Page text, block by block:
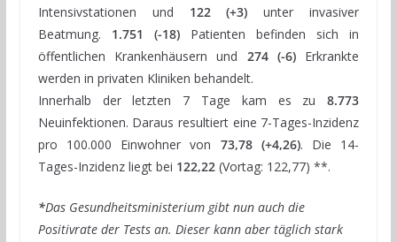
Intensivstationen und 122 (+3) unter invasiver
Beatmung. 1.751 (-18)Patienten befinden sich in
öffentlichen Krankenhäusern und 274 (-6)Erkrankte
werden in privaten Kliniken behandelt.
Innerhalb der letzten 7 Tage kam es zu8.773
Neuinfektionen. Daraus resultiert eine 7-Tages-Inzidenz
pro 100.000 Einwohner von 73,78 (+4,26). Die 14-
Tages-Inzidenz liegt bei 122,22 (Vortag: 122,77) **.
*Das Gesundheitsministerium gibt nun auch die
Positivrate der Tests an. Dieser kann aber täglich stark